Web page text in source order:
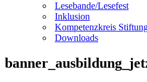
Lesebande/Lesefest
Inklusion
Kompetenzkreis
Downloads